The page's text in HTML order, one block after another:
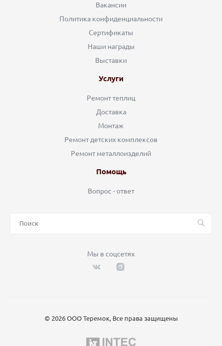
Вакансии
Политика конфиденциальности
Сертификаты
Наши награды
Выставки
Услуги
Ремонт теплиц
Доставка
Монтаж
Ремонт детских комплексов
Ремонт металлоизделий
Помощь
Вопрос - ответ
Мы в соцсетях
© 2026 ООО Теремок, Все права защищены